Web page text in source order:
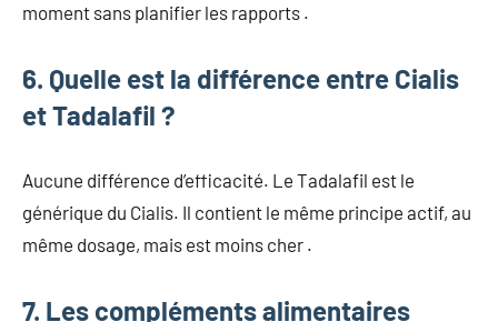
moment sans planifier les rapports .
6. Quelle est la différence entre Cialis
et Tadalafil ?
Aucune différence d’efficacité. Le Tadalafil est le
générique du Cialis. Il contient le même principe actif, au
même dosage, mais est moins cher .
7. Les compléments alimentaires